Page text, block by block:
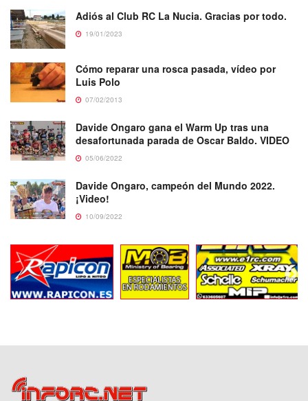
Adiós al Club RC La Nucia. Gracias por todo.
19/01/2023
Cómo reparar una rosca pasada, vídeo por
Luis Polo
07/02/2013
Davide Ongaro gana el Warm Up tras una
desafortunada parada de Oscar Baldo. VIDEO
05/06/2022
Davide Ongaro, campeón del Mundo 2022.
¡Video!
10/09/2022